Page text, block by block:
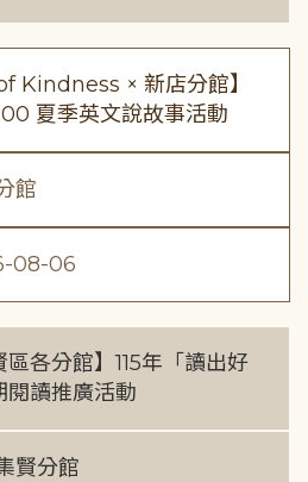
Kindness × 新店分館】
夏季英文說故事活動
館
08-06
區各分館】115年「讀出好
閱讀推廣活動
賢分館